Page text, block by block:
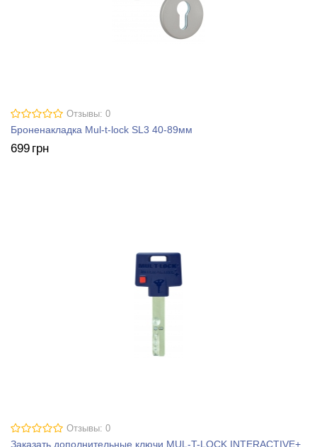
Отзывы: 0
Броненакладка Mul-t-lock SL3 40-89мм
699 грн
Отзывы: 0
Заказать дополнительные ключи MUL-T-LOCK INTERACTIVE+